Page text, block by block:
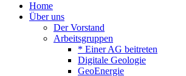
Home
Über uns
Der Vorstand
Arbeitsgruppen
* Einer AG beitreten
Digitale Geologie
GeoEnergie